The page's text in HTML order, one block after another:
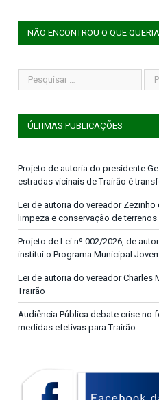
NÃO ENCONTROU O QUE
ÚLTIMAS PUBLICAÇÕES
Projeto de autoria do presidente
estradas vicinais de Trairão é
Lei de autoria do vereador
limpeza e conservação de
Projeto de Lei nº 002/2026, de
institui o Programa Municipal
Lei de autoria do vereador Charles
Trairão
Audiência Pública debate crise no
medidas efetivas para Trairão